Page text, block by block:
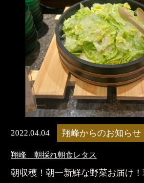
2022.04.04 翔峰からのお知らせ
翔峰 朝採れ朝食レタス
朝収穫！朝一新鮮な野菜お届け